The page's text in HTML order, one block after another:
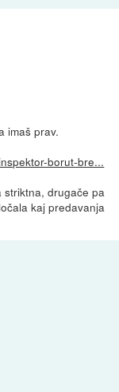
imaš prav.
borut-bre...
striktna, drugače pa
kaj predavanja